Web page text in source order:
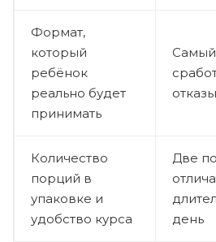
Формат,
который
ребёнок
реально будет
принимать
Самый
Количество
порций в
упаковке и
удобство курса
Две
день